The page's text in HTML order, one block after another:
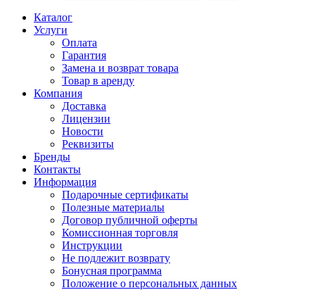
Каталог
Услуги
Оплата
Гарантия
Замена и возврат товара
Товар в аренду
Компания
Доставка
Лицензии
Новости
Реквизиты
Бренды
Контакты
Информация
Подарочные сертификаты
Полезные материалы
Договор публичной оферты
Комиссионная торговля
Инструкции
Не подлежит возврату
Бонусная программа
Положение о персональных данных